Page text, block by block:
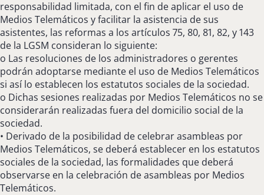
responsabilidad limitada, con el fin de aplicar el uso de
Medios Telemáticos y facilitar la asistencia de sus
asistentes, las reformas a los artículos 75, 80, 81, 82, y 143
de la LGSM consideran lo siguiente:
o Las resoluciones de los administradores o gerentes
podrán adoptarse mediante el uso de Medios Telemáticos
si así lo establecen los estatutos sociales de la sociedad.
o Dichas sesiones realizadas por Medios Telemáticos no se
considerarán realizadas fuera del domicilio social de la
sociedad.
• Derivado de la posibilidad de celebrar asambleas por
Medios Telemáticos, se deberá establecer en los estatutos
sociales de la sociedad, las formalidades que deberá
observarse en la celebración de asambleas por Medios
Telemáticos.